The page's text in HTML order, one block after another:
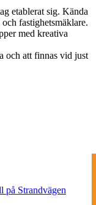
etablerat sig. Kända
fastighetsmäklare.
med kreativa
och att finnas vid just